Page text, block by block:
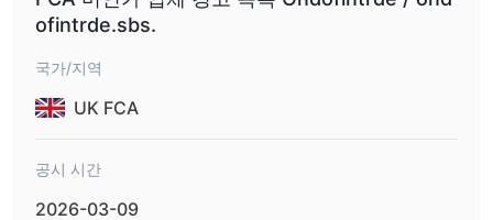
ofintrde.sbs.
국가/지역
UK FCA
공시 시간
2026-03-09